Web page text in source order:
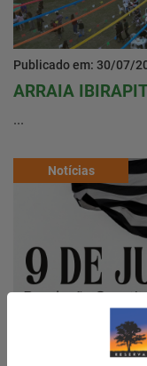
Publicado em: 30/07/
ARRAIA
...
Notícias
Publicado em: 07/07/